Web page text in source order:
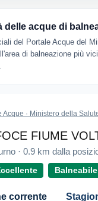
delle acque di
del Portale Acque del
di balneazione più
Acque · Ministero della
FIUME
· 0.9 km dalla
Balneabile
corrente